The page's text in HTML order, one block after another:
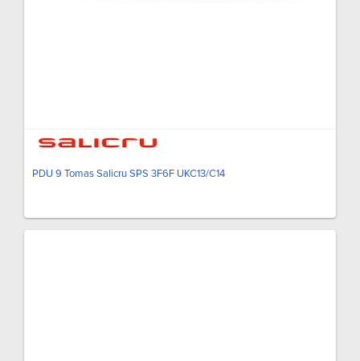
PDU 9 Tomas Salicru SPS 3F6F UKC13/C14